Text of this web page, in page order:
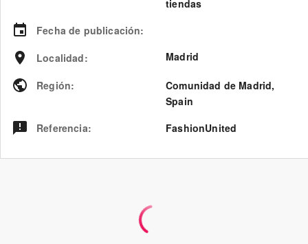
tiendas
Fecha de publicación:
Localidad: Madrid
Región: Comunidad de Madrid,
Spain
Referencia: FashionUnited